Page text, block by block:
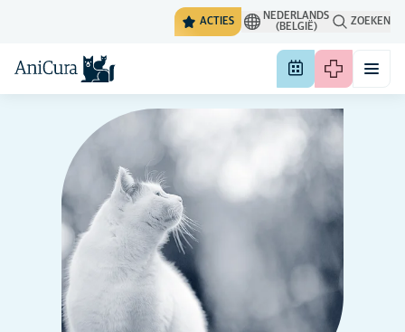
ACTIES
NEDERLANDS
(BELGIË)
ZOEKEN